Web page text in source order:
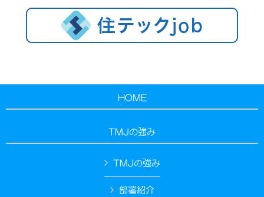
HOME
TMJの強み
TMJの強み
部署紹介